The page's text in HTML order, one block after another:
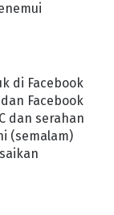
di Facebook
Facebook
dan serahan
(semalam)